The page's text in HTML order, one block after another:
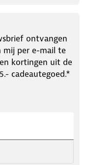
ontvangen
mij per e-mail te
kortingen uit de
cadeautegoed.*